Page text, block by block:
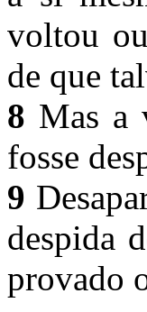
voltou
de que
8 Mas a
fosse
9
despida
provado